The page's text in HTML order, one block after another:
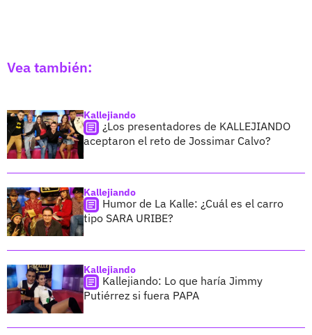
Vea también:
Kallejiando
¿Los presentadores de KALLEJIANDO
aceptaron el reto de Jossimar Calvo?
Kallejiando
Humor de La Kalle: ¿Cuál es el carro
tipo SARA URIBE?
Kallejiando
Kallejiando: Lo que haría Jimmy
Putiérrez si fuera PAPA